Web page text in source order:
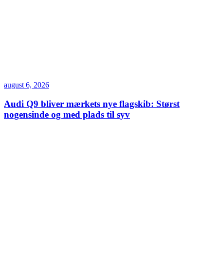
august 6, 2026
Audi Q9 bliver mærkets nye flagskib: Størst
nogensinde og med plads til syv